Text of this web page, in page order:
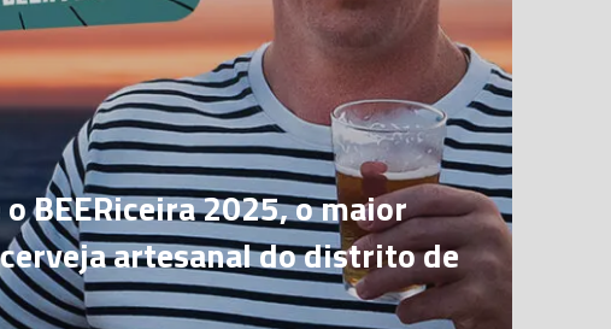
BEERiceira 2025, o maior
artesanal do distrito de